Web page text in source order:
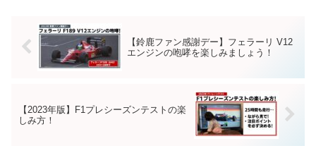
【鈴鹿ファン感謝デー】フェラーリ V12
エンジンの咆哮を楽しみましょう！
【2023年版】F1プレシーズンテストの楽
しみ方！